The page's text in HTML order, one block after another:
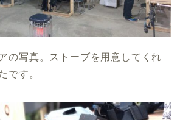
の写真。ストーブを用意してくれ
です。